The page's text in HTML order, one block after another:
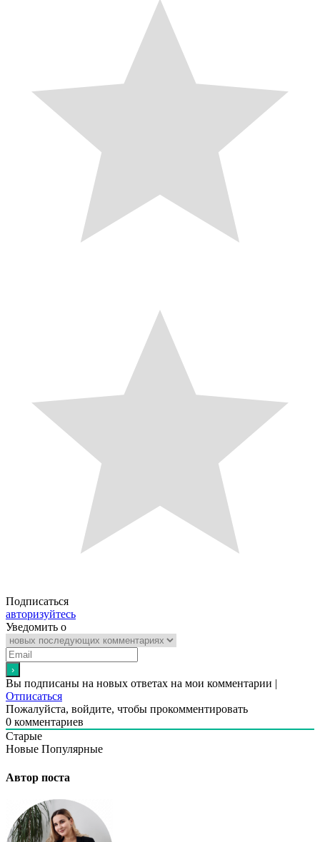
Подписаться
авторизуйтесь
Уведомить о
Вы подписаны на новых ответах на мои комментарии |
Отписаться
Пожалуйста, войдите, чтобы прокомментировать
0 комментариев
Старые
Новые Популярные
Автор поста